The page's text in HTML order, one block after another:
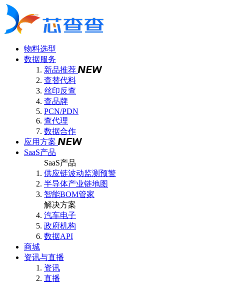
物料选型
数据服务
新品推荐
查替代料
丝印反查
查品牌
PCN/PDN
查代理
数据合作
应用方案
SaaS产品
SaaS产品
供应链波动监测预警
半导体产业链地图
智能BOM管家
解决方案
汽车电子
政府机构
数据API
商城
资讯与直播
资讯
直播